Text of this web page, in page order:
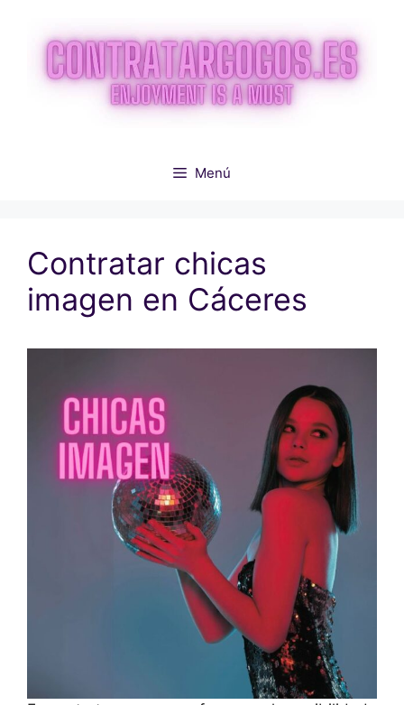
contenido
Menú
Contratar chicas
imagen en Cáceres